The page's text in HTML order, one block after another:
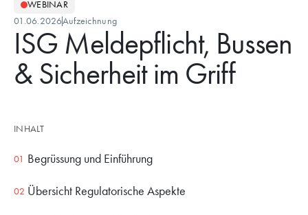
WEBINAR
01.06.2026Aufzeichnung
ISG Meldepflicht, Bussen
& Sicherheit im Griff
INHALT
Begrüssung und Einführung
Übersicht Regulatorische Aspekte